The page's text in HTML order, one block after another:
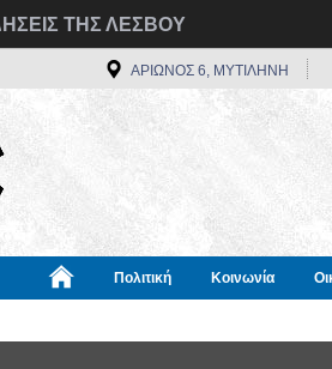
ΤΗΣ ΛΕΣΒΟΥ
ΑΡΙΩΝΟΣ 6, ΜΥΤΙΛΗΝΗ
Πολιτική Κοινωνία